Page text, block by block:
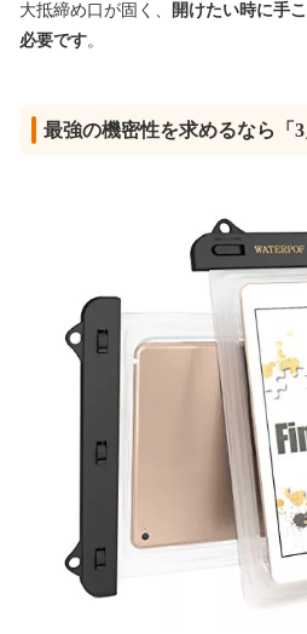
大抵締め口が固く、
開けたい時に手
必要です。
最強の機密性を求めるなら「